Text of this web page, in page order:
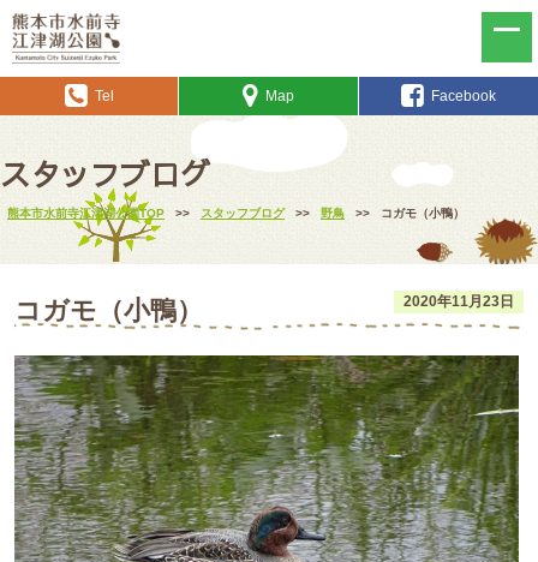
Tel Map Facebook
スタッフブログ
熊本市水前寺江津湖公園TOP >> スタッフブログ >> 野鳥 >> コガモ（小鴨）
2020年11月23日
コガモ（小鴨）